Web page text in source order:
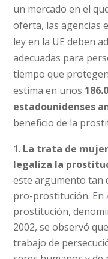
un mercado en el
oferta, las agencias
ley en la UE deben
adecuadas para
tiempo que
estima en unos
estadounidenses
beneficio de la
La trata de
legaliza la
este argumento tan
pro-prostitución. En
prostitución,
2002, se observó
trabajo de